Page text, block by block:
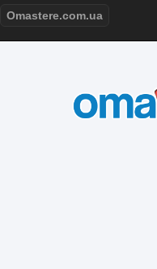
Omastere.com.ua